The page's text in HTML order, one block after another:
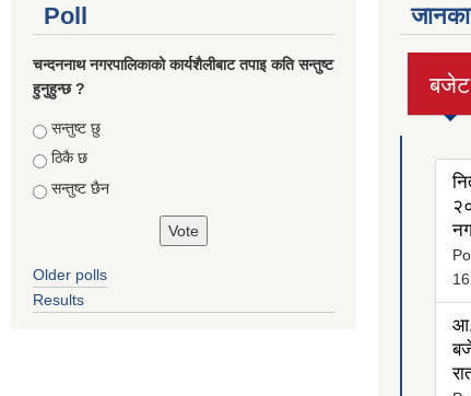
Poll
चन्दननाथ नगरपालिकाको कार्यशैलीबाट तपाइ कति सन्तुष्ट
हुनुहुन्छ ?
Choices
सन्तुष्ट छु
ठिकै छ
सन्तुष्ट छैन
Older polls
Results
बजेट